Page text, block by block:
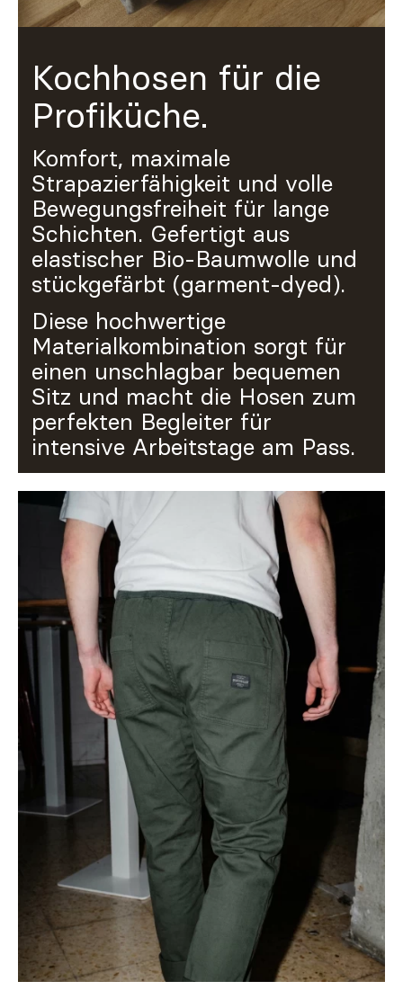
by
Whatsapp Phone
Kochhosen für die
Profiküche.
Komfort, maximale
Strapazierfähigkeit und volle
Bewegungsfreiheit für lange
Schichten. Gefertigt aus
elastischer Bio-Baumwolle und
stückgefärbt (garment-dyed).
Diese hochwertige
Materialkombination sorgt für
einen unschlagbar bequemen
Sitz und macht die Hosen zum
perfekten Begleiter für
intensive Arbeitstage am Pass.